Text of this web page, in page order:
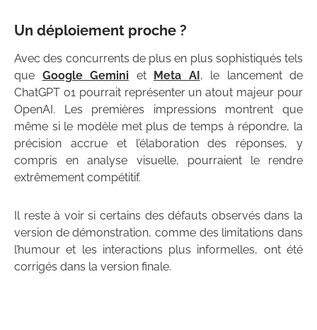
Un déploiement proche ?
Avec des concurrents de plus en plus sophistiqués tels
que Google Gemini et Meta AI, le lancement de
ChatGPT o1 pourrait représenter un atout majeur pour
OpenAI. Les premières impressions montrent que
même si le modèle met plus de temps à répondre, la
précision accrue et l’élaboration des réponses, y
compris en analyse visuelle, pourraient le rendre
extrêmement compétitif.
Il reste à voir si certains des défauts observés dans la
version de démonstration, comme des limitations dans
l’humour et les interactions plus informelles, ont été
corrigés dans la version finale.